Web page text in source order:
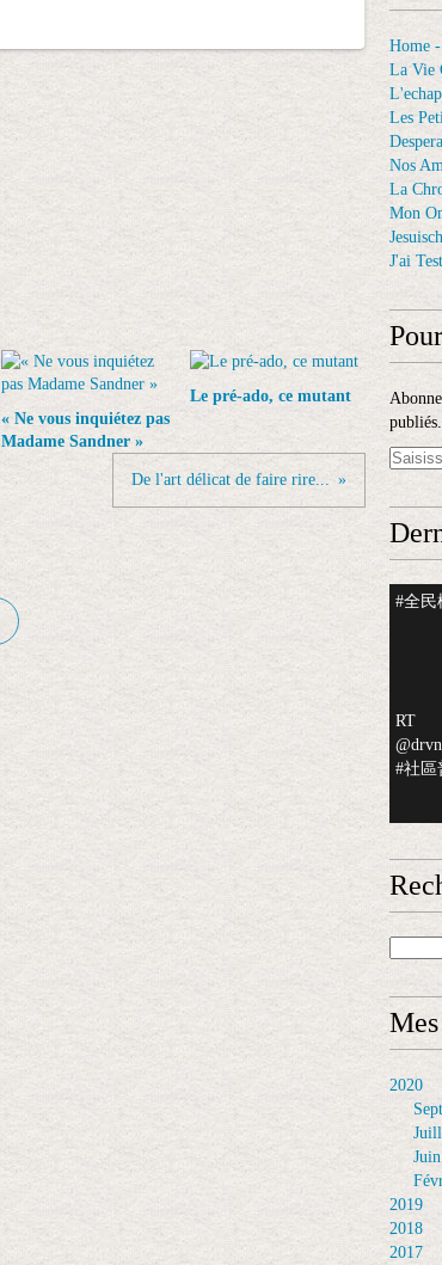
« Ne vous inquiétez pas
Madame Sandner »
Le pré-ado, ce mutant
De l'art délicat de faire rire...
Home
La Vie
Les
Nos
La
Mon
J'ai
publiés.
#全民
RT
#社區
2020
Juin
2019
2018
2017